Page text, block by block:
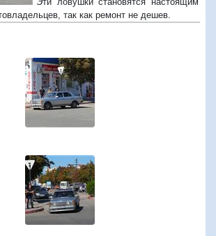
так как ремонт не дешев.